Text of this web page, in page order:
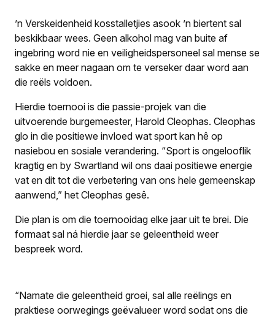
’n Verskeidenheid kosstalletjies asook ’n biertent sal
beskikbaar wees. Geen alkohol mag van buite af
ingebring word nie en veiligheidspersoneel sal mense se
sakke en meer nagaan om te verseker daar word aan
die reëls voldoen.
Hierdie toernooi is die passie-projek van die
uitvoerende burgemeester, Harold Cleophas. Cleophas
glo in die positiewe invloed wat sport kan hê op
nasiebou en sosiale verandering. “Sport is ongelooflik
kragtig en by Swartland wil ons daai positiewe energie
vat en dit tot die verbetering van ons hele gemeenskap
aanwend,” het Cleophas gesê.
Die plan is om die toernooidag elke jaar uit te brei. Die
formaat sal ná hierdie jaar se geleentheid weer
bespreek word.
“Namate die geleentheid groei, sal alle reëlings en
praktiese oorwegings geëvalueer word sodat ons die